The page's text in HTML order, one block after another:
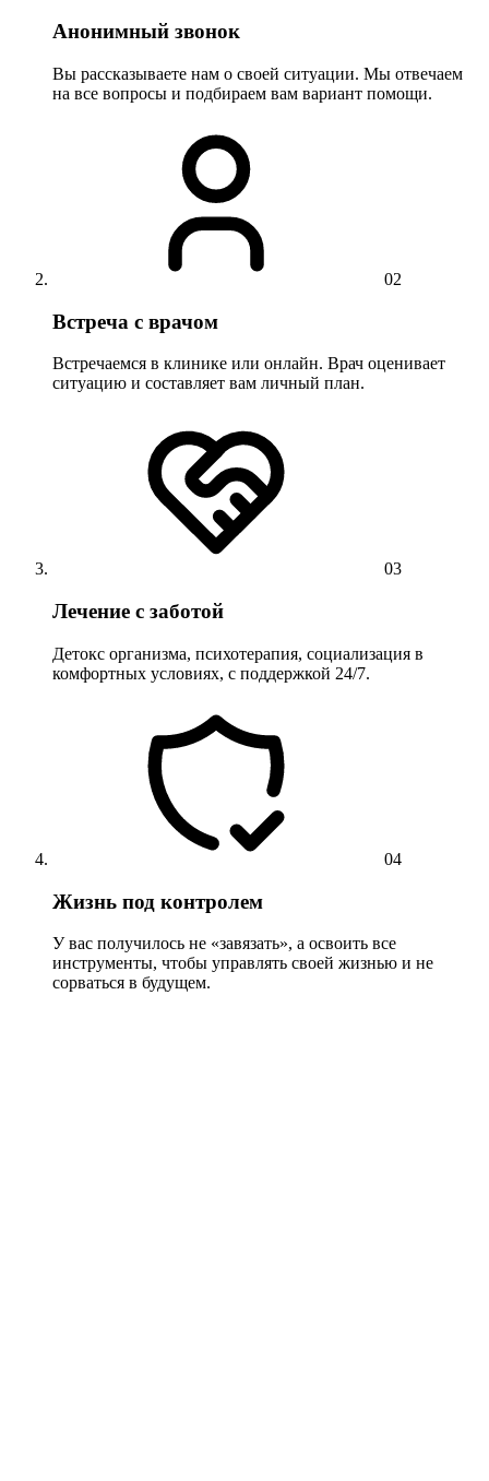
Анонимный звонок
Вы рассказываете нам о своей ситуации. Мы отвечаем
на все вопросы и подбираем вам вариант помощи.
02
Встреча с врачом
Встречаемся в клинике или онлайн. Врач оценивает
ситуацию и составляет вам личный план.
03
Лечение с заботой
Детокс организма, психотерапия, социализация в
комфортных условиях, с поддержкой 24/7.
04
Жизнь под контролем
У вас получилось не «завязать», а освоить все
инструменты, чтобы управлять своей жизнью и не
сорваться в будущем.